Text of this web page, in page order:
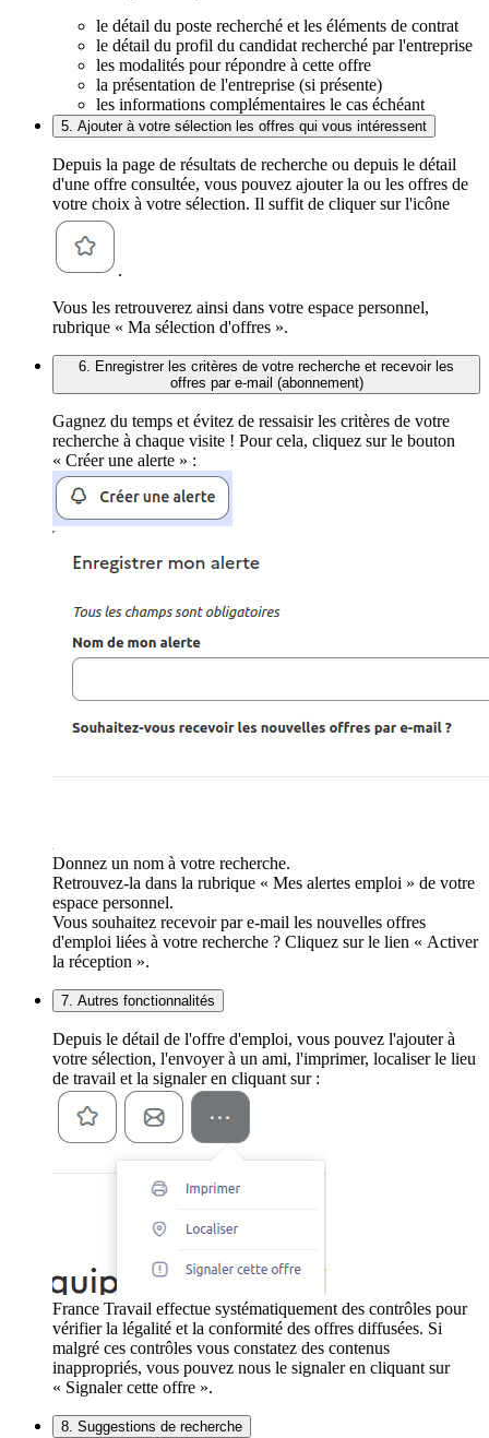
le détail du poste recherché et les éléments de contrat
le détail du profil du candidat recherché par l'entreprise
les modalités pour répondre à cette offre
la présentation de l'entreprise (si présente)
les informations complémentaires le cas échéant
5. Ajouter à votre sélection les offres qui vous intéressent
Depuis la page de résultats de recherche ou depuis le détail
d'une offre consultée, vous pouvez ajouter la ou les offres de
votre choix à votre sélection. Il suffit de cliquer sur l'icône
.
Vous les retrouverez ainsi dans votre espace personnel,
rubrique « Ma sélection d'offres ».
6. Enregistrer les critères de votre recherche et recevoir les
offres par e-mail (abonnement)
Gagnez du temps et évitez de ressaisir les critères de votre
recherche à chaque visite ! Pour cela, cliquez sur le bouton
« Créer une alerte » :
Donnez un nom à votre recherche.
Retrouvez-la dans la rubrique « Mes alertes emploi » de votre
espace personnel.
Vous souhaitez recevoir par e-mail les nouvelles offres
d'emploi liées à votre recherche ? Cliquez sur le lien « Activer
la réception ».
7. Autres fonctionnalités
Depuis le détail de l'offre d'emploi, vous pouvez l'ajouter à
votre sélection, l'envoyer à un ami, l'imprimer, localiser le lieu
de travail et la signaler en cliquant sur :
France Travail effectue systématiquement des contrôles pour
vérifier la légalité et la conformité des offres diffusées. Si
malgré ces contrôles vous constatez des contenus
inappropriés, vous pouvez nous le signaler en cliquant sur
« Signaler cette offre ».
8. Suggestions de recherche